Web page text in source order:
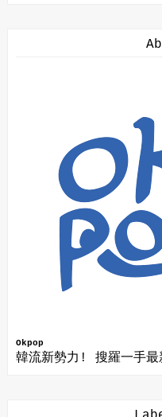
Okpop
韓流新勢力! 搜羅一手